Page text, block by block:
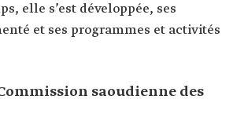
elle s’est développée, ses
et ses programmes et activités
saoudienne des